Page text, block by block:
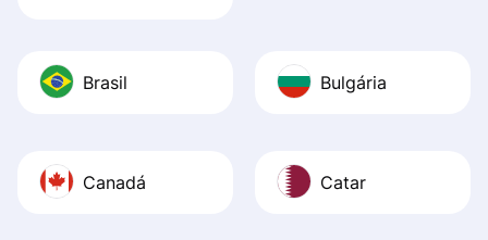
Brasil Bulgária
Canadá Catar